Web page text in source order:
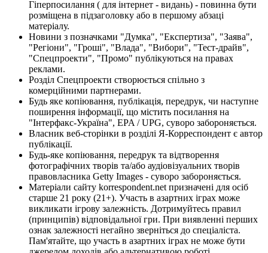
Гіперпосилання ( для інтернет - видань) - повинна бути
розміщена в підзаголовку або в першому абзаці
матеріалу.
Новини з позначками "Думка", "Експертиза", "Заява",
"Регіони", "Гроші", "Влада", "Вибори", "Тест-драйв",
"Спецпроекти", "Промо" публікуються на правах
реклами.
Розділ Спецпроекти створюється спільно з
комерційними партнерами.
Будь яке копіювання, публікація, передрук, чи наступне
поширення інформації, що містить посилання на
"Інтерфакс-Україна", EPA / UPG, суворо забороняється.
Власник веб-сторінки в розділі Я-Корреспондент є автор
публікації.
Будь-яке копіювання, передрук та відтворення
фотографічних творів та/або аудіовізуальних творів
правовласника Getty Images - суворо забороняється.
Матеріали сайту korrespondent.net призначені для осіб
старше 21 року (21+). Участь в азартних іграх може
викликати ігрову залежність. Дотримуйтесь правил
(принципів) відповідальної гри. При виявленні перших
ознак залежності негайно зверніться до спеціаліста.
Пам'ятайте, що участь в азартних іграх не може бути